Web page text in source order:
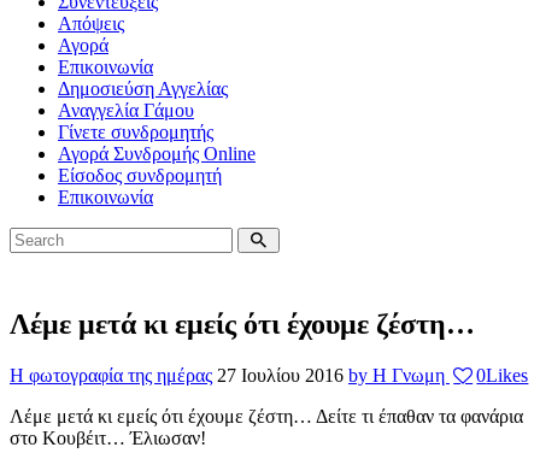
Απόψεις
Αγορά
Επικοινωνία
Δημοσιεύση Αγγελίας
Αναγγελία Γάμου
Γίνετε συνδρομητής
Αγορά Συνδρομής Online
Είσοδος συνδρομητή
Επικοινωνία
Λέμε μετά κι εμείς ότι έχουμε ζέστη…
Η φωτογραφία της ημέρας 27 Ιουλίου 2016 by Η Γνωμη 0Likes
Λέμε μετά κι εμείς ότι έχουμε ζέστη… Δείτε τι έπαθαν τα φανάρια
στο Κουβέιτ… Έλιωσαν!